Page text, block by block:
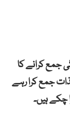
جمع کرانے کا
جمع کرا رہے
چکے ہیں۔